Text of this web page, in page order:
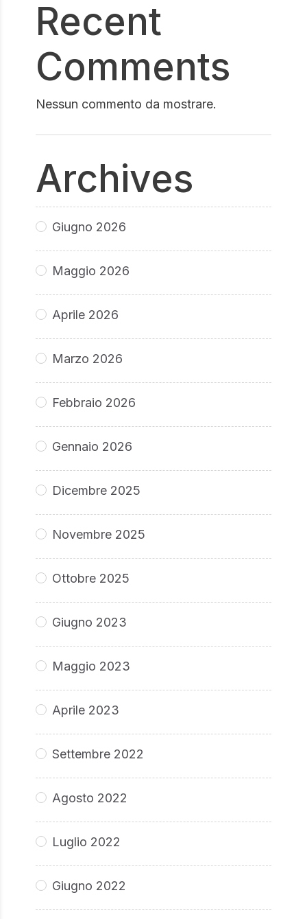
Recent
Comments
Nessun commento da mostrare.
Archives
Giugno 2026
Maggio 2026
Aprile 2026
Marzo 2026
Febbraio 2026
Gennaio 2026
Dicembre 2025
Novembre 2025
Ottobre 2025
Giugno 2023
Maggio 2023
Aprile 2023
Settembre 2022
Agosto 2022
Luglio 2022
Giugno 2022